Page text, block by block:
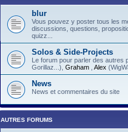
blur
Vous pouvez y poster tous les
discussions, questions,
quizz...
Solos & Side-Projects
Le forum pour parler des autres
Gorillaz...), Graham Alex
News
News et commentaires du site
AUTRES FORUMS